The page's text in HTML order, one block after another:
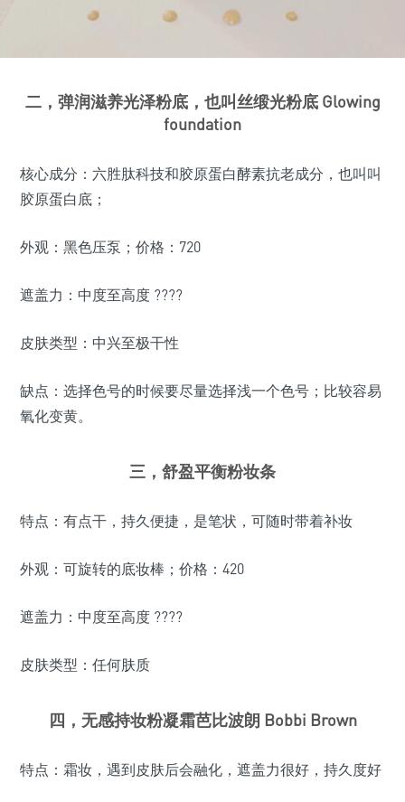
二，弹润滋养光泽粉底，也叫丝缎光粉底 Glowing
foundation
核心成分：六胜肽科技和胶原蛋白酵素抗老成分，也叫叫
胶原蛋白底；
外观：黑色压泵；价格：720
遮盖力：中度至高度 ????
皮肤类型：中兴至极干性
缺点：选择色号的时候要尽量选择浅一个色号；比较容易
氧化变黄。
三，舒盈平衡粉妆条
特点：有点干，持久便捷，是笔状，可随时带着补妆
外观：可旋转的底妆棒；价格：420
遮盖力：中度至高度 ????
皮肤类型：任何肤质
四，无感持妆粉凝霜芭比波朗 Bobbi Brown
特点：霜妆，遇到皮肤后会融化，遮盖力很好，持久度好